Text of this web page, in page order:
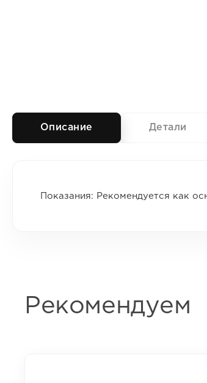
Описание Детали
Показания: Рекомендуется как
Рекомендуем